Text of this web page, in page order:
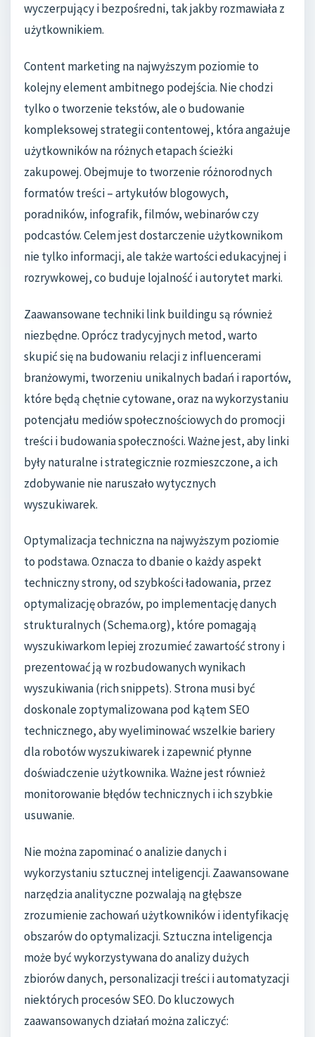
wyczerpujący i bezpośredni, tak jakby rozmawiała z
użytkownikiem.
Content marketing na najwyższym poziomie to
kolejny element ambitnego podejścia. Nie chodzi
tylko o tworzenie tekstów, ale o budowanie
kompleksowej strategii contentowej, która angażuje
użytkowników na różnych etapach ścieżki
zakupowej. Obejmuje to tworzenie różnorodnych
formatów treści – artykułów blogowych,
poradników, infografik, filmów, webinarów czy
podcastów. Celem jest dostarczenie użytkownikom
nie tylko informacji, ale także wartości edukacyjnej i
rozrywkowej, co buduje lojalność i autorytet marki.
Zaawansowane techniki link buildingu są również
niezbędne. Oprócz tradycyjnych metod, warto
skupić się na budowaniu relacji z influencerami
branżowymi, tworzeniu unikalnych badań i raportów,
które będą chętnie cytowane, oraz na wykorzystaniu
potencjału mediów społecznościowych do promocji
treści i budowania społeczności. Ważne jest, aby linki
były naturalne i strategicznie rozmieszczone, a ich
zdobywanie nie naruszało wytycznych
wyszukiwarek.
Optymalizacja techniczna na najwyższym poziomie
to podstawa. Oznacza to dbanie o każdy aspekt
techniczny strony, od szybkości ładowania, przez
optymalizację obrazów, po implementację danych
strukturalnych (Schema.org), które pomagają
wyszukiwarkom lepiej zrozumieć zawartość strony i
prezentować ją w rozbudowanych wynikach
wyszukiwania (rich snippets). Strona musi być
doskonale zoptymalizowana pod kątem SEO
technicznego, aby wyeliminować wszelkie bariery
dla robotów wyszukiwarek i zapewnić płynne
doświadczenie użytkownika. Ważne jest również
monitorowanie błędów technicznych i ich szybkie
usuwanie.
Nie można zapominać o analizie danych i
wykorzystaniu sztucznej inteligencji. Zaawansowane
narzędzia analityczne pozwalają na głębsze
zrozumienie zachowań użytkowników i identyfikację
obszarów do optymalizacji. Sztuczna inteligencja
może być wykorzystywana do analizy dużych
zbiorów danych, personalizacji treści i automatyzacji
niektórych procesów SEO. Do kluczowych
zaawansowanych działań można zaliczyć: